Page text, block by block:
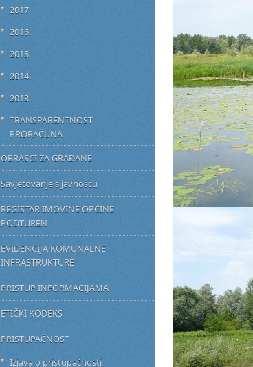
2017.
2016.
2015.
2014.
2013.
TRANSPARENTNOST
PRORAČUNA
OBRASCI ZA GRAĐANE
Savjetovanje s javnošću
REGISTAR IMOVINE OPĆINE
PODTUREN
EVIDENCIJA KOMUNALNE
INFRASTRUKTURE
PRISTUP INFORMACIJAMA
ETIČKI KODEKS
PRISTUPAČNOST
Izjava o pristupačnosti